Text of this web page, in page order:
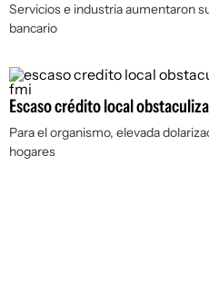
Servicios e industria aumentaron
bancario
Escaso crédito local
Para el organismo, elevada
hogares